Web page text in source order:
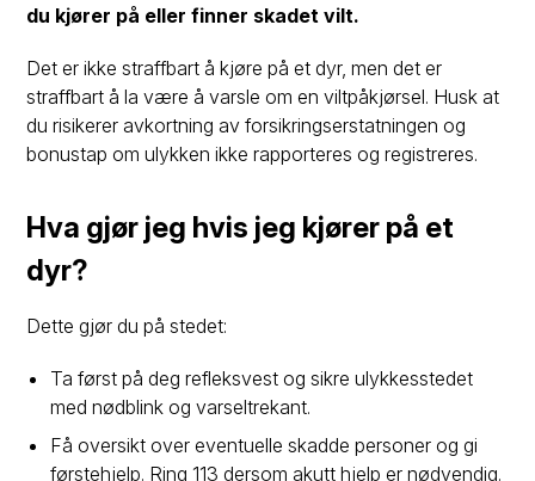
du kjører på eller finner skadet vilt.
Det er ikke straffbart å kjøre på et dyr, men det er
straffbart å la være å varsle om en viltpåkjørsel. Husk at
du risikerer avkortning av forsikringserstatningen og
bonustap om ulykken ikke rapporteres og registreres.
Hva gjør jeg hvis jeg kjører på et
dyr?
Dette gjør du på stedet:
Ta først på deg refleksvest og sikre ulykkesstedet
med nødblink og varseltrekant.
Få oversikt over eventuelle skadde personer og gi
førstehjelp. Ring 113 dersom akutt hjelp er nødvendig.